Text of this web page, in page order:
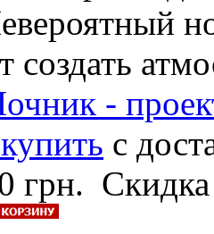
создать
-
с
грн.